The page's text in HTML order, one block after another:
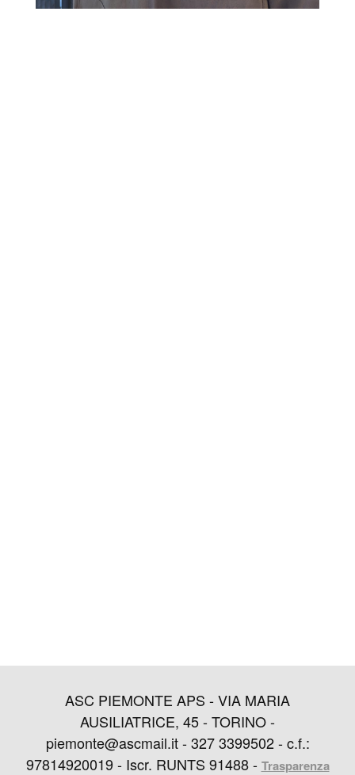
ASC PIEMONTE APS - VIA MARIA
AUSILIATRICE, 45 - TORINO -
piemonte@ascmail.it - 327 3399502 - c.f.:
97814920019 - Iscr. RUNTS 91488 - Trasparenza